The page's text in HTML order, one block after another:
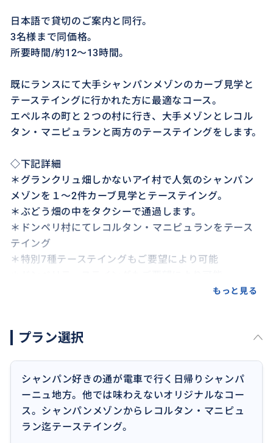
日本語で貸切のご案内と同行。
3名様まで同価格。
所要時間/約12～13時間。
既にランスにて大手シャンパンメゾンのカーブ見学と
テーステイングに行かれた方に最適なコース。
エペルネの町と２つの村に行き、大手メゾンとレコル
タン・マニピュランと両方のテーステイングをします。
◇下記詳細
＊グランクリュ畑しかないアイ村で人気のシャンパン
メゾンを１～2件カーブ見学とテーステイング。
＊ぶどう畑の中をタクシーで通過します。
＊ドンペリ村にてレコルタン・マニピュランをテース
テイング
＊特別7種テーステイングもご要望により可能
＊世界遺産のアヴニュー・ド・シャンパーニュを散策
＊ランチは、ドンペリ村 又は グランクリュ畑を見
上記を組み合わせ提案します。
◇その他
1泊2日の別コースにもご対処が可能です。
もっと見る
プラン選択
シャンパン好きの通が電車で行く日帰りシャンパ
ーニュ地方。他では味わえないオリジナルなコー
ス。シャンパンメゾンからレコルタン・マニピュ
ラン迄テーステイング。